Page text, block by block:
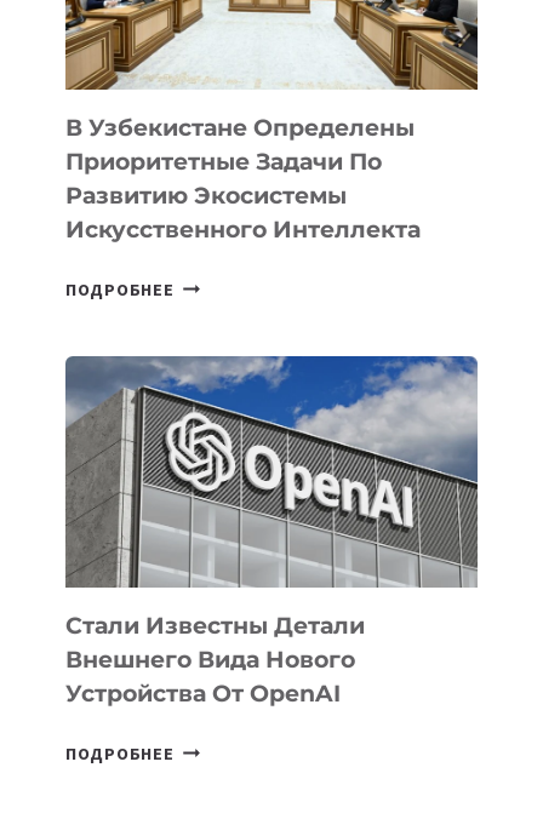
В Узбекистане Определены
Приоритетные Задачи По
Развитию Экосистемы
Искусственного Интеллекта
ПОДРОБНЕЕ В
ПРИОРИТЕТНЫЕ
ЗАДАЧИ
ПО
РАЗВИТИЮ
ЭКОСИСТЕМЫ
ИСКУССТВЕННОГО
ИНТЕЛЛЕКТА
Стали Известны Детали
Внешнего Вида Нового
Устройства От OpenAI
ПОДРОБНЕЕ СТАЛИ